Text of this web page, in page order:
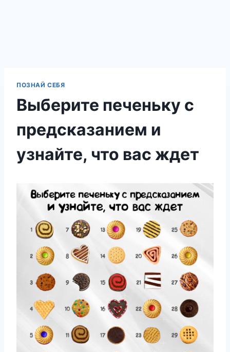
ПОЗНАЙ СЕБЯ
Выберите печеньку с
предсказанием и
узнайте, что вас ждет